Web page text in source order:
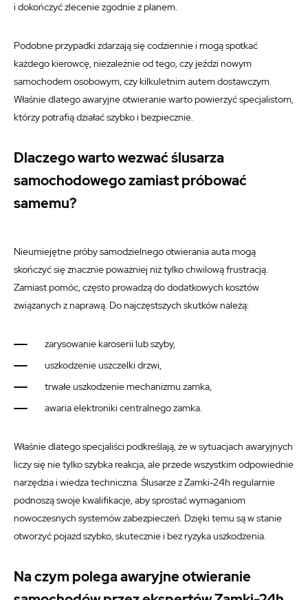
i dokończyć zlecenie zgodnie z planem.
Podobne przypadki zdarzają się codziennie i mogą spotkać
każdego kierowcę, niezależnie od tego, czy jeździ nowym
samochodem osobowym, czy kilkuletnim autem dostawczym.
Właśnie dlatego awaryjne otwieranie warto powierzyć specjalistom,
którzy potrafią działać szybko i bezpiecznie.
Dlaczego warto wezwać ślusarza
samochodowego zamiast próbować
samemu?
Nieumiejętne próby samodzielnego otwierania auta mogą
skończyć się znacznie poważniej niż tylko chwilową frustracją.
Zamiast pomóc, często prowadzą do dodatkowych kosztów
związanych z naprawą. Do najczęstszych skutków należą:
zarysowanie karoserii lub szyby,
uszkodzenie uszczelki drzwi,
trwałe uszkodzenie mechanizmu zamka,
awaria elektroniki centralnego zamka.
Właśnie dlatego specjaliści podkreślają, że w sytuacjach awaryjnych
liczy się nie tylko szybka reakcja, ale przede wszystkim odpowiednie
narzędzia i wiedza techniczna. Ślusarze z Zamki-24h regularnie
podnoszą swoje kwalifikacje, aby sprostać wymaganiom
nowoczesnych systemów zabezpieczeń. Dzięki temu są w stanie
otworzyć pojazd szybko, skutecznie i bez ryzyka uszkodzenia.
Na czym polega awaryjne otwieranie